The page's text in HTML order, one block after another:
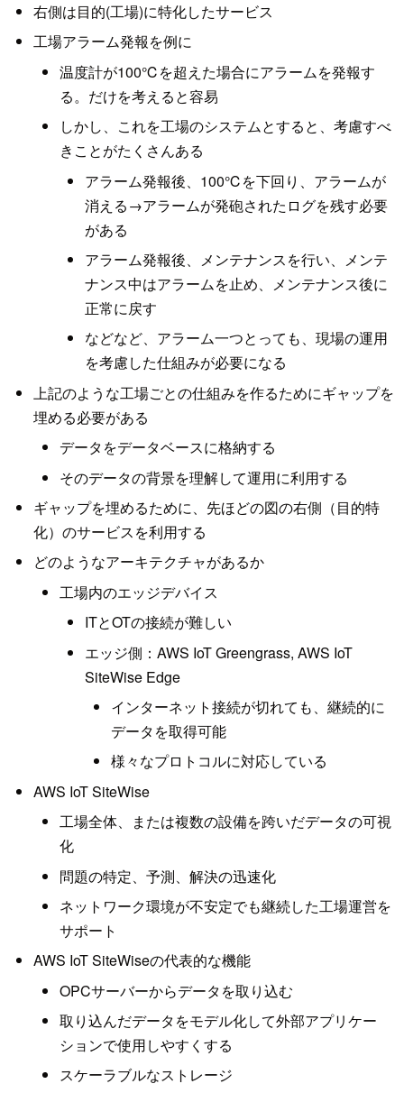
右側は目的(工場)に特化したサービス
工場アラーム発報を例に
温度計が100℃を超えた場合にアラームを発報す
る。だけを考えると容易
しかし、これを工場のシステムとすると、考慮すべ
きことがたくさんある
アラーム発報後、100℃を下回り、アラームが
消える→アラームが発砲されたログを残す必要
がある
アラーム発報後、メンテナンスを行い、メンテ
ナンス中はアラームを止め、メンテナンス後に
正常に戻す
などなど、アラーム一つとっても、現場の運用
を考慮した仕組みが必要になる
上記のような工場ごとの仕組みを作るためにギャップを
埋める必要がある
データをデータベースに格納する
そのデータの背景を理解して運用に利用する
ギャップを埋めるために、先ほどの図の右側（目的特
化）のサービスを利用する
どのようなアーキテクチャがあるか
工場内のエッジデバイス
ITとOTの接続が難しい
エッジ側：AWS IoT Greengrass, AWS IoT
SiteWise Edge
インターネット接続が切れても、継続的に
データを取得可能
様々なプロトコルに対応している
AWS IoT SiteWise
工場全体、または複数の設備を跨いだデータの可視
化
問題の特定、予測、解決の迅速化
ネットワーク環境が不安定でも継続した工場運営を
サポート
AWS IoT SiteWiseの代表的な機能
OPCサーバーからデータを取り込む
取り込んだデータをモデル化して外部アプリケー
ションで使用しやすくする
スケーラブルなストレージ